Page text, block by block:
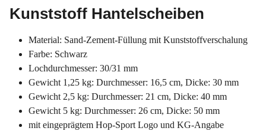
Kunststoff Hantelscheiben
Material: Sand-Zement-Füllung mit Kunststoffverschalung
Farbe: Schwarz
Lochdurchmesser: 30/31 mm
Gewicht 1,25 kg: Durchmesser: 16,5 cm, Dicke: 30 mm
Gewicht 2,5 kg: Durchmesser: 21 cm, Dicke: 40 mm
Gewicht 5 kg: Durchmesser: 26 cm, Dicke: 50 mm
mit eingeprägtem Hop-Sport Logo und KG-Angabe